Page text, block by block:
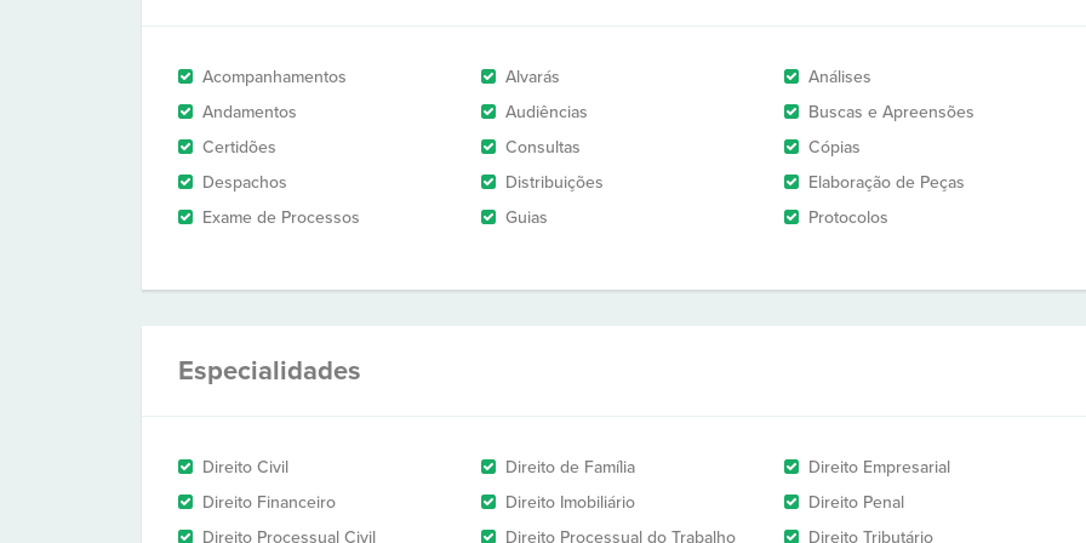
Acompanhamentos Alvarás
Análises
Andamentos
Audiências
Buscas e Apreensões
Certidões
Consultas
Cópias
Despachos
Distribuições
Elaboração de Peças
Exame de Processos
Guias Protocolos
Especialidades
Direito Civil Direito de Família
Direito Empresarial
Direito Financeiro
Direito Imobiliário
Direito Penal
Direito Processual Civil
Direito Processual do Trabalho
Direito Tributário